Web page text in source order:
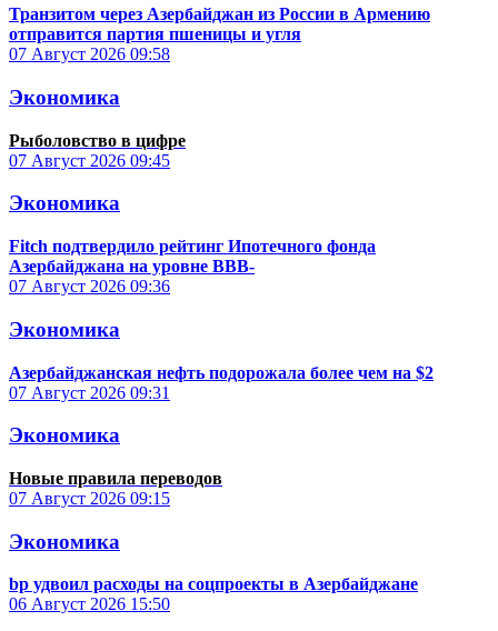
Транзитом через Азербайджан из России в Армению
отправится партия пшеницы и угля
07 Август 2026 09:58
Экономика
Рыболовство в цифре
07 Август 2026 09:45
Экономика
Fitch подтвердило рейтинг Ипотечного фонда
Азербайджана на уровне BBB-
07 Август 2026 09:36
Экономика
Азербайджанская нефть подорожала более чем на $2
07 Август 2026 09:31
Экономика
Новые правила переводов
07 Август 2026 09:15
Экономика
bp удвоил расходы на соцпроекты в Азербайджане
06 Август 2026 15:50